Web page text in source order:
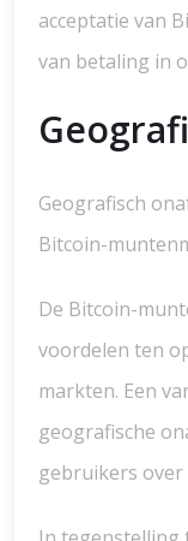
acceptatie van
van betaling in
Geografisch
Bitcoin-
De Bitcoin-
voordelen ten
markten. Een
geografische
gebruikers over